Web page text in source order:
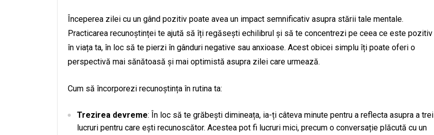
Începerea zilei cu un gând pozitiv poate avea un impact semnificativ asupra stării tale mentale.
Practicarea recunoștinței te ajută să îți regăsești echilibrul și să te concentrezi pe ceea ce este pozitiv
în viața ta, în loc să te pierzi în gânduri negative sau anxioase. Acest obicei simplu îți poate oferi o
perspectivă mai sănătoasă și mai optimistă asupra zilei care urmează.
Cum să încorporezi recunoștința în rutina ta:
Trezirea devreme: În loc să te grăbești dimineața, ia-ți câteva minute pentru a reflecta asupra a trei
lucruri pentru care ești recunoscător. Acestea pot fi lucruri mici, precum o conversație plăcută cu un